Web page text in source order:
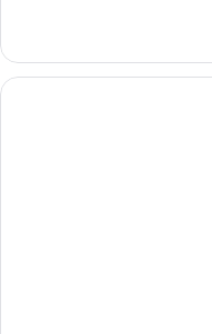
기
자
세
히